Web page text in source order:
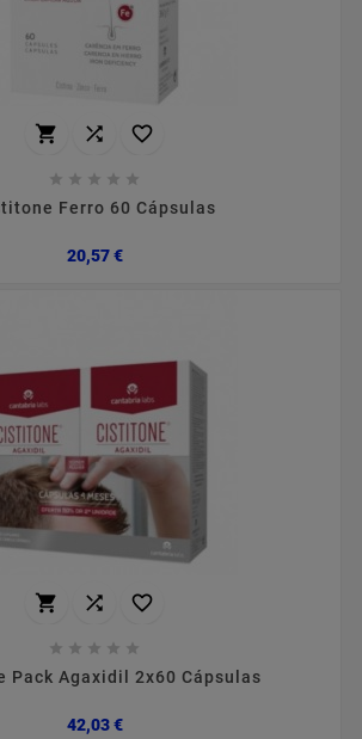
  
    
Ferro 60 Cápsulas
20,57 €Preço
  
    
Pack Agaxidil 2x60 Cápsulas
42,03 €Preço